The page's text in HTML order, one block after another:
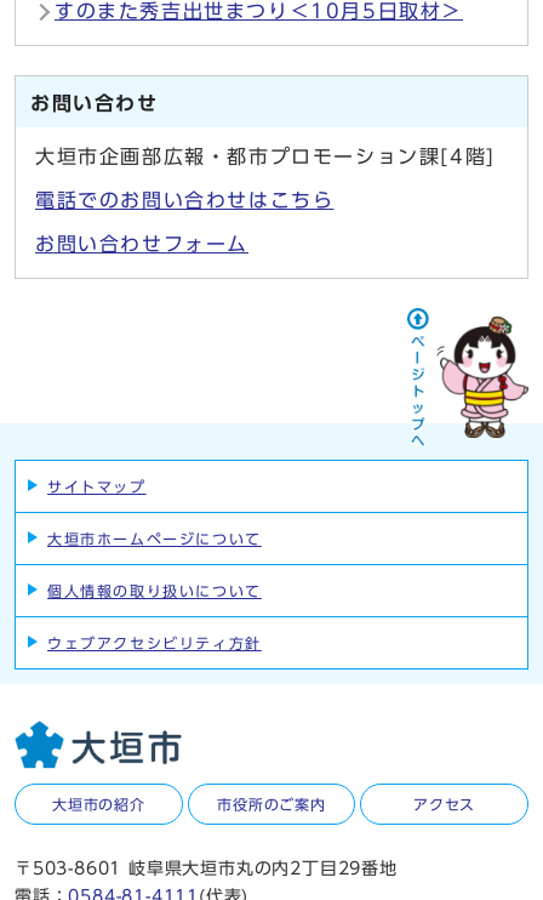
すのまた秀吉出世まつり＜10月5日取材＞
お問い合わせ
大垣市企画部広報・都市プロモーション課[4階]
電話でのお問い合わせはこちら
お問い合わせフォーム
サイトマップ
大垣市ホームページについて
個人情報の取り扱いについて
ウェブアクセシビリティ方針
大垣市の紹介 市役所のご案内 アクセス
〒503-8601 岐阜県大垣市丸の内2丁目29番地
電話：0584-81-4111 (代表)